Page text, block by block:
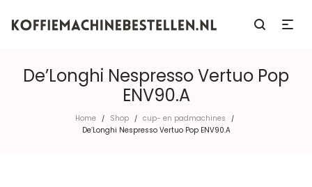
De’Longhi Nespresso Vertuo Pop
ENV90.A
Home / Shop / cup- en padmachines /
De’Longhi Nespresso Vertuo Pop ENV90.A